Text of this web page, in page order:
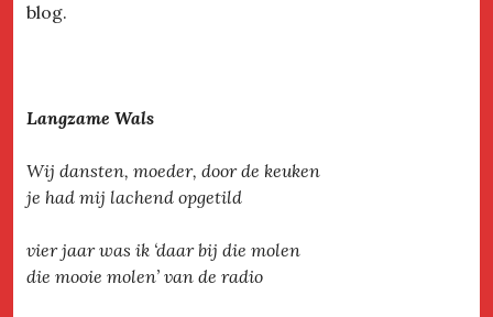
blog.
Langzame Wals
Wij dansten, moeder, door de keuken
je had mij lachend opgetild
vier jaar was ik ‘daar bij die molen
die mooie molen’ van de radio